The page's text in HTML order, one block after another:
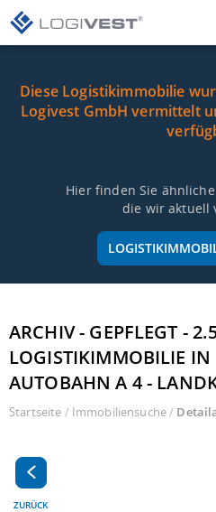
Diese Logistikimmobilie
Logivest GmbH vermittelt
Hier finden Sie
die wir aktuell
ARCHIV - GEPFLEGT -
LOGISTIKIMMOBILIE IN
AUTOBAHN A 4 -
Startseite / Immobiliensuche/
ZURÜCK